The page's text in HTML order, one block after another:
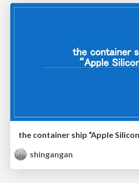
shingangan